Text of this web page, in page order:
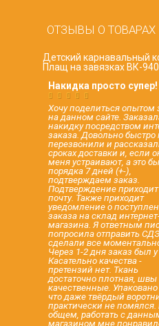
ОТЗЫВЫ О ТОВАРАХ
Детский карнавальный
Плащ на завязках ВК-
Накидка просто супер!
Хочу поделиться опытом
на данном сайте.
накидку посредством
заказа. Довольно быстро
перезвонили и
сроках доставки и, если
меня устраивают, а это
порядка 7 дней (+-),
подтверждаем заказ.
Подтверждение
почту. Также приходит
уведомление о
заказа на склад
магазина. Я ответным
попросила отправить
сделали все
Через 1-2 дня заказ был
Касательно качества -
претензий нет. Ткань
достаточно плотная, швы
качественные. Упаковано
что даже твёрдый
практически не помялся.
общем, работать с
магазином мне